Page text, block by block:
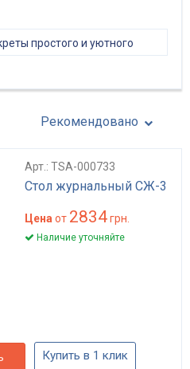
простого и уютного
Рекомендовано
Арт.: TSA-000733
Стол журнальный СЖ-3
Цена от 2834грн.
Наличие уточняйте
Купить в 1 клик